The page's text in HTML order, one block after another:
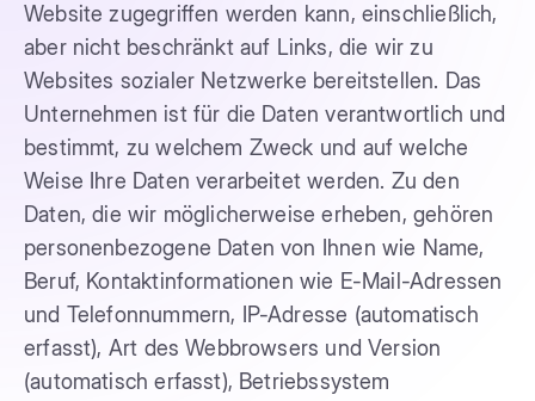
Website zugegriffen werden kann, einschließlich,
aber nicht beschränkt auf Links, die wir zu
Websites sozialer Netzwerke bereitstellen. Das
Unternehmen ist für die Daten verantwortlich und
bestimmt, zu welchem Zweck und auf welche
Weise Ihre Daten verarbeitet werden. Zu den
Daten, die wir möglicherweise erheben, gehören
personenbezogene Daten von Ihnen wie Name,
Beruf, Kontaktinformationen wie E-Mail-Adressen
und Telefonnummern, IP-Adresse (automatisch
erfasst), Art des Webbrowsers und Version
(automatisch erfasst), Betriebssystem